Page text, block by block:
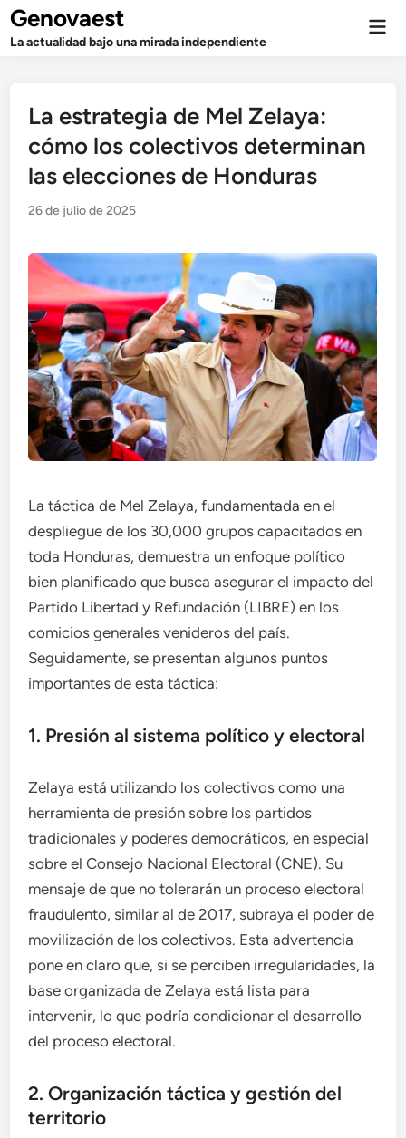
Saltar
contenido
Genovaest
La actualidad bajo una mirada independiente
La estrategia de Mel Zelaya:
cómo los colectivos determinan
las elecciones de Honduras
26 de julio de 2025
La táctica de Mel Zelaya, fundamentada en el
despliegue de los 30,000 grupos capacitados en
toda Honduras, demuestra un enfoque político
bien planificado que busca asegurar el impacto del
Partido Libertad y Refundación (LIBRE) en los
comicios generales venideros del país.
Seguidamente, se presentan algunos puntos
importantes de esta táctica:
1. Presión al sistema político y electoral
Zelaya está utilizando los colectivos como una
herramienta de presión sobre los partidos
tradicionales y poderes democráticos, en especial
sobre el Consejo Nacional Electoral (CNE). Su
mensaje de que no tolerarán un proceso electoral
fraudulento, similar al de 2017, subraya el poder de
movilización de los colectivos. Esta advertencia
pone en claro que, si se perciben irregularidades, la
base organizada de Zelaya está lista para
intervenir, lo que podría condicionar el desarrollo
del proceso electoral.
2. Organización táctica y gestión del
territorio